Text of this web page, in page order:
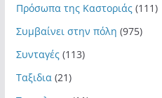
Πρόσωπα της Καστοριάς(111)
Συμβαίνει στην πόλη (975)
Συνταγές(113)
Ταξιδια (21)